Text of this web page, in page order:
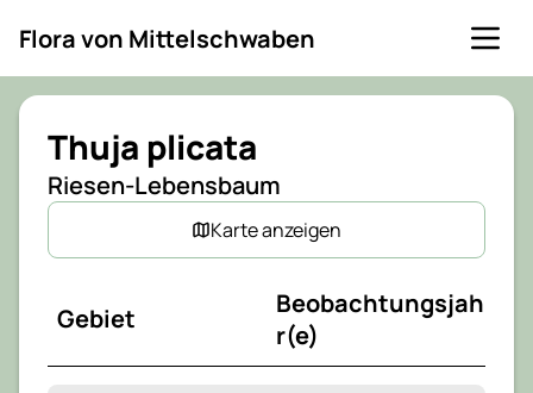
Flora von Mittelschwaben
Thuja plicata
Riesen-Lebensbaum
Karte anzeigen
Gebiet
Beobachtungsjah
r(e)
Karte
Nummerierung anzeigen
Gebiet noch nicht bearbeitet
Gebiet bearbeitet, Art nicht gefunden